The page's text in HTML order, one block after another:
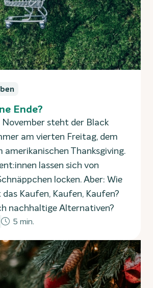
Ende?
November steht der Black
am vierten Freitag, dem
amerikanischen Thanksgiving.
lassen sich von
locken. Aber: Wie
Kaufen, Kaufen, Kaufen?
nachhaltige Alternativen?
5 min.